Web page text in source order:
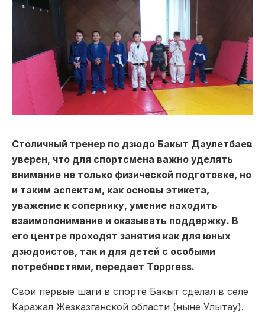
Столичный тренер по дзюдо Бакыт Даулетбаев
уверен, что для спортсмена важно уделять
внимание не только физической подготовке, но
и таким аспектам, как основы этикета,
уважение к сопернику, умение находить
взаимопонимание и оказывать поддержку. В
его центре проходят занятия как для юных
дзюдоистов, так и для детей с особыми
потребностями, передает Toppress.
Свои первые шаги в спорте Бакыт сделал в селе
Каражал Жезказганской области (ныне Улытау).